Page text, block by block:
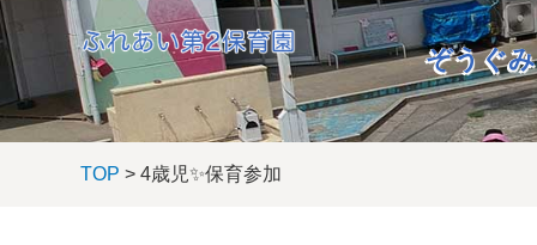
ぞうぐみ
TOP > 4歳児✨保育参加